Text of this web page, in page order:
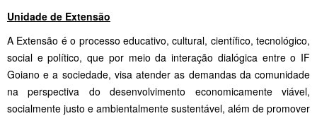
Unidade de Extensão
A Extensão é o processo educativo, cultural, científico, tecnológico,
social e político, que por meio da interação dialógica entre o IF
Goiano e a sociedade, visa atender as demandas da comunidade
na perspectiva do desenvolvimento economicamente viável,
socialmente justo e ambientalmente sustentável, além de promover